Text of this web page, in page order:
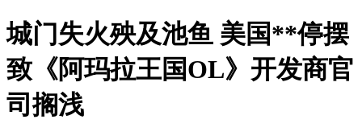
城门失火殃及池鱼 美国**停摆
致《阿玛拉王国OL》开发商官
司搁浅